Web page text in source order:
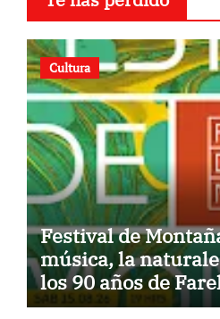
Cultura
Festival de
música, la
los 90 años de
concierto al aire